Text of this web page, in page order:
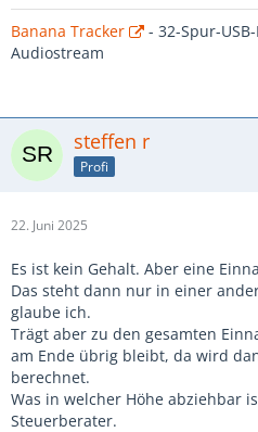
Banana Tracker
- 32-Spur-
Audiostream
steffen r
Profi
22. Juni 2025
Es ist kein Gehalt. Aber eine
Das steht dann nur in einer
glaube ich.
Trägt aber zu den gesamten
am Ende übrig bleibt, da wird
berechnet.
Was in welcher Höhe abziehbar
Steuerberater.